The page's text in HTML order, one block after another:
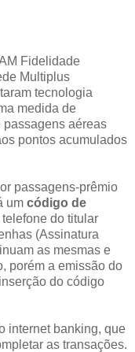
Fidelidade
Multiplus
tecnologia
medida de
passagens aéreas
pontos acumulados
passagens-prêmio
um código de
do titular
(Assinatura
as mesmas e
porém a emissão do
do código
internet banking, que
as transações.